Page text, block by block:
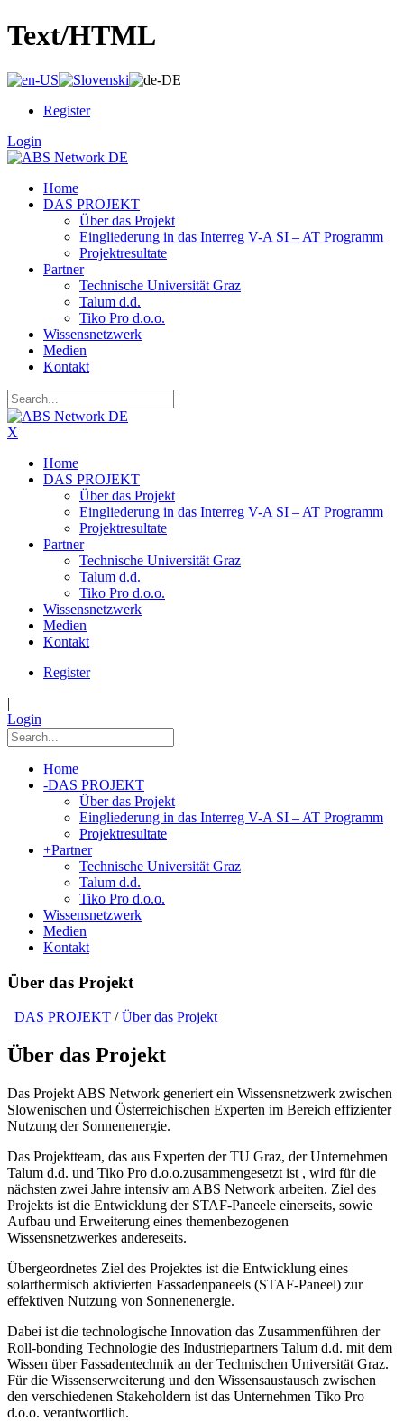
Text/HTML
Register
Login
Home
DAS PROJEKT
Über das Projekt
Eingliederung in das Interreg V-A SI – AT Programm
Projektresultate
Partner
Technische Universität Graz
Talum d.d.
Tiko Pro d.o.o.
Wissensnetzwerk
Medien
Kontakt
X
Home
DAS PROJEKT
Über das Projekt
Eingliederung in das Interreg V-A SI – AT Programm
Projektresultate
Partner
Technische Universität Graz
Talum d.d.
Tiko Pro d.o.o.
Wissensnetzwerk
Medien
Kontakt
Register
|
Login
Home
-DAS PROJEKT
Über das Projekt
Eingliederung in das Interreg V-A SI – AT Programm
Projektresultate
+Partner
Technische Universität Graz
Talum d.d.
Tiko Pro d.o.o.
Wissensnetzwerk
Medien
Kontakt
Über das Projekt
DAS PROJEKT /Über das Projekt
Über das Projekt
Das Projekt ABS Network generiert ein Wissensnetzwerk zwischen
Slowenischen und Österreichischen Experten im Bereich effizienter
Nutzung der Sonnenenergie.
Das Projektteam, das aus Experten der TU Graz, der Unternehmen
Talum d.d. und Tiko Pro d.o.o.zusammengesetzt ist , wird für die
nächsten zwei Jahre intensiv am ABS Network arbeiten. Ziel des
Projekts ist die Entwicklung der STAF-Paneele einerseits, sowie
Aufbau und Erweiterung eines themenbezogenen
Wissensnetzwerkes andereseits.
Übergeordnetes Ziel des Projektes ist die Entwicklung eines
solarthermisch aktivierten Fassadenpaneels (STAF-Paneel) zur
effektiven Nutzung von Sonnenenergie.
Dabei ist die technologische Innovation das Zusammenführen der
Roll-bonding Technologie des Industriepartners Talum d.d. mit dem
Wissen über Fassadentechnik an der Technischen Universität Graz.
Für die Wissenserweiterung und den Wissensaustausch zwischen
den verschiedenen Stakeholdern ist das Unternehmen Tiko Pro
d.o.o. verantwortlich.